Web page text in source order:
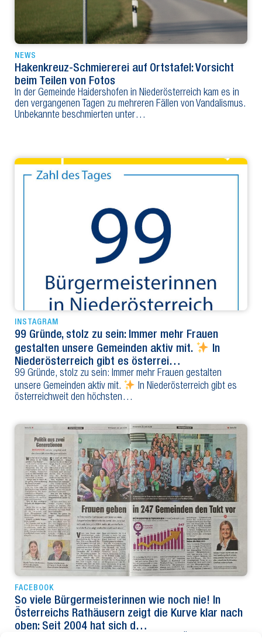
NEWS
Hakenkreuz-Schmiererei auf Ortstafel: Vorsicht
beim Teilen von Fotos
In der Gemeinde Haidershofen in Niederösterreich kam es in
den vergangenen Tagen zu mehreren Fällen von Vandalismus.
Unbekannte beschmierten unter…
INSTAGRAM
99 Gründe, stolz zu sein: Immer mehr Frauen
gestalten unsere Gemeinden aktiv mit.
In
Niederösterreich gibt es österrei…
99 Gründe, stolz zu sein: Immer mehr Frauen gestalten
unsere Gemeinden aktiv mit.
In Niederösterreich gibt es
österreichweit den höchsten…
FACEBOOK
So viele Bürgermeisterinnen wie noch nie! In
Österreichs Rathäusern zeigt die Kurve klar nach
oben: Seit 2004 hat sich d…